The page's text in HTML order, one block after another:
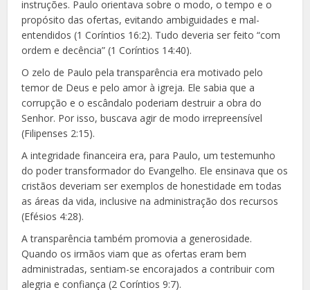
instruções. Paulo orientava sobre o modo, o tempo e o
propósito das ofertas, evitando ambiguidades e mal-
entendidos (1 Coríntios 16:2). Tudo deveria ser feito “com
ordem e decência” (1 Coríntios 14:40).
O zelo de Paulo pela transparência era motivado pelo
temor de Deus e pelo amor à igreja. Ele sabia que a
corrupção e o escândalo poderiam destruir a obra do
Senhor. Por isso, buscava agir de modo irrepreensível
(Filipenses 2:15).
A integridade financeira era, para Paulo, um testemunho
do poder transformador do Evangelho. Ele ensinava que os
cristãos deveriam ser exemplos de honestidade em todas
as áreas da vida, inclusive na administração dos recursos
(Efésios 4:28).
A transparência também promovia a generosidade.
Quando os irmãos viam que as ofertas eram bem
administradas, sentiam-se encorajados a contribuir com
alegria e confiança (2 Coríntios 9:7).